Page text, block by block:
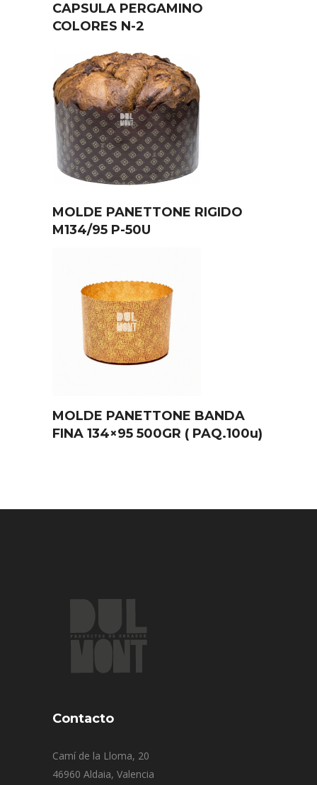
CAPSULA PERGAMINO
COLORES N-2
MOLDE PANETTONE RIGIDO
M134/95 P-50U
MOLDE PANETTONE BANDA
FINA 134×95 500GR ( PAQ.100u)
Contacto
Camí de la Lloma, 20
46960 Aldaia, Valencia